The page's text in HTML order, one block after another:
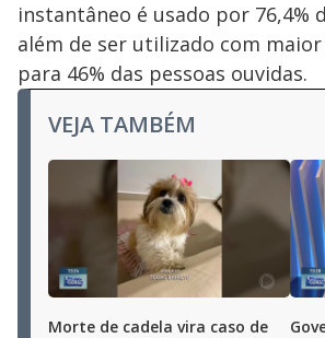
instantâneo é usado por 76,4%
além de ser utilizado com
para 46% das pessoas ouvidas.
VEJA TAMBÉM
Morte de cadela vira caso de